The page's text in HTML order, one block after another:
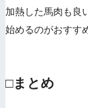
加熱した馬肉も良
始めるのがおすす
□まとめ